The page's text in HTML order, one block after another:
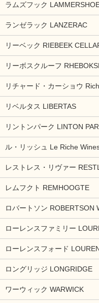
ラムズフック
ランゼラック LANZERAC
リーベック RIEBEEK
リーボスクルーフ
リチャード・カーショウ
リベルタス LIBERTAS
リントンパーク LINTON
ル・リッシュ Le Riche
レストレス・リヴァー
レムフクト REMHOOGTE
ロバートソン ROBERTSON
ローレンスファミリー
ローレンスフォード
ロングリッジ LONGRIDGE
ワーウィック WARWICK